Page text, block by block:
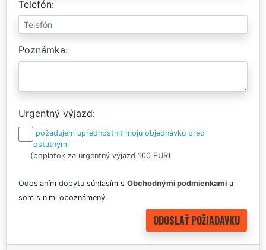
Telefón
Poznámka
Urgentný výjazd
požadujem uprednostniť moju objednávku pred
ostatnými
(poplatok za urgentný výjazd 100 EUR)
Odoslaním dopytu súhlasím s Obchodnými podmienkami a
som s nimi oboznámený.